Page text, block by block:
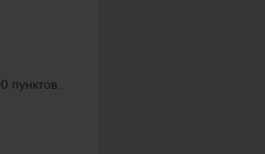
пунктов.